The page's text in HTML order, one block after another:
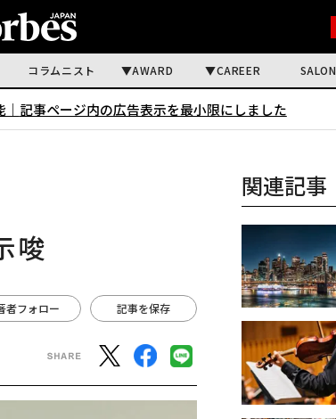
コラムニスト AWARD CAREER SALON
記事ページ内の広告表示を最小限にしました
唆
者フォロー 記事を保存
関連記事